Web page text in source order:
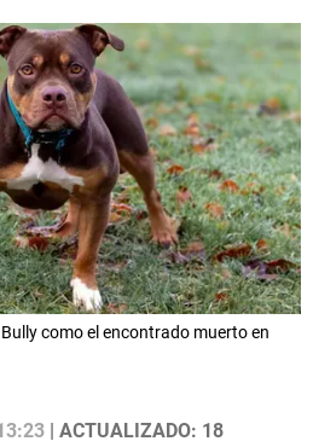
como el encontrado muerto en
| ACTUALIZADO: 18